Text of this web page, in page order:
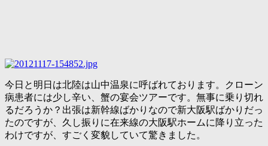
今日と明日は北陸は山中温泉に呼ばれております。クローン
病患者には少し辛い、蟹の宴会ツアーです。無事に乗り切れ
るだろうか？出張は新幹線ばかりなので新大阪駅ばかりだっ
たのですが、久し振りに在来線の大阪駅ホームに降り立った
わけですが、すごく変貌していて驚きました。